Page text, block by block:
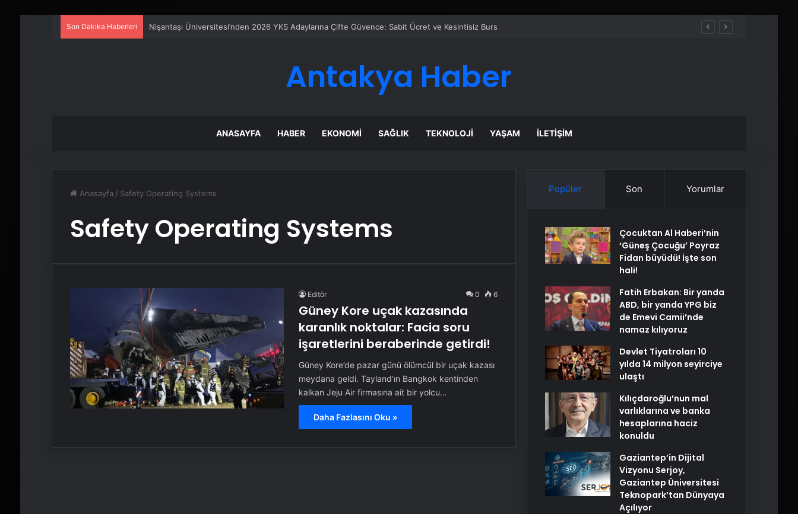
Son Dakika Haberleri Nişantaşı Üniversitesi’nden 2026 YKS Adaylarına Çifte Güvence: Sabit Ücret ve Kesintisiz Burs
Antakya Haber
ANASAYFA HABER EKONOMI SAĞLIK TEKNOLOJI YAŞAM İLETIŞIM
Anasayfa / Safety Operating Systems
Safety Operating Systems
Editör 0 6
Güney Kore uçak kazasında
karanlık noktalar: Facia soru
işaretlerini beraberinde getirdi!
Güney Kore’de pazar günü ölümcül bir uçak kazası
meydana geldi. Tayland’ın Bangkok kentinden
kalkan Jeju Air firmasına ait bir yolcu…
Daha Fazlasını Oku »
Popüler Son Yorumlar
Çocuktan Al Haberi’nin
‘Güneş Çocuğu’ Poyraz
Fidan büyüdü! İşte son
hali!
Fatih Erbakan: Bir yanda
ABD, bir yanda YPG biz
de Emevi Camii’nde
namaz kılıyoruz
Devlet Tiyatroları 10
yılda 14 milyon seyirciye
ulaştı
Kılıçdaroğlu’nun mal
varlıklarına ve banka
hesaplarına haciz
konuldu
Gaziantep’in Dijital
Vizyonu Serjoy,
Gaziantep Üniversitesi
Teknopark’tan Dünyaya
Açılıyor